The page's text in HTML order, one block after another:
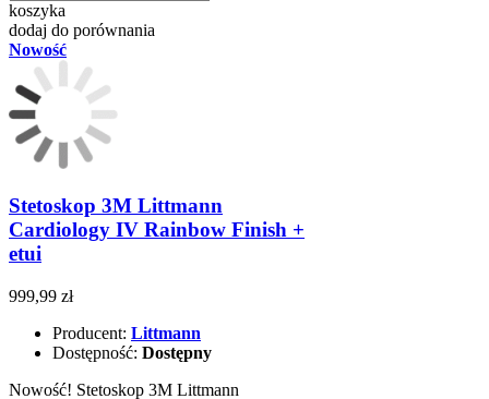
koszyka
dodaj do porównania
Nowość
Stetoskop 3M Littmann
Cardiology IV Rainbow Finish +
etui
999,99 zł
Producent: Littmann
Dostępność: Dostępny
Nowość! Stetoskop 3M Littmann